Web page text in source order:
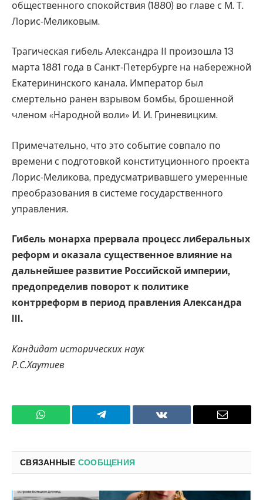
общественного спокойствия (1880) во главе с М. Т.
Лорис‑Меликовым.
Трагическая гибель Александра II произошла 13
марта 1881 года в Санкт‑Петербурге на набережной
Екатерининского канала. Император был
смертельно ранен взрывом бомбы, брошенной
членом «Народной воли» И. И. Гриневицким.
Примечательно, что это событие совпало по
времени с подготовкой конституционного проекта
Лорис‑Меликова, предусматривавшего умеренные
преобразования в системе государственного
управления.
Гибель монарха прервала процесс либеральных
реформ и оказала существенное влияние на
дальнейшее развитие Российской империи,
предопределив поворот к политике
контрреформ в период правления Александра
III.
Кандидат исторических наук
Р.С.Хаутиев
WhatsApp Телеграмм ВКонтакте
СВЯЗАННЫЕ СООБЩЕНИЯ